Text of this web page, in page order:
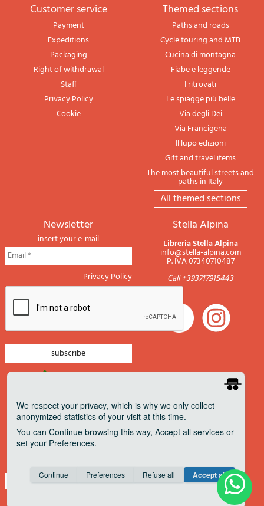
Customer service
Payment
Expeditions
Packaging
Right of withdrawal
Staff
Privacy Policy
Cookie
themed sections
Paths and roads
Cycle touring and MTB
Cucina di montagna
Fiabe e leggende
I ritrovati
Le spiagge più belle
Via degli Dei
Via Francigena
Il lupo edizioni
Gift and travel items
The most beautiful streets and
paths in Italy
All themed sections
newsletter
insert your e-mail
Privacy Policy
newsletter travels
newsletter military
Stella Alpina
Libreria Stella Alpina
info@stella-alpina.com
P. IVA 07340710487
Call +393717915443
We respect your privacy, which is why we only collect
anonymized statistics of your visit at this time.
You can Continue browsing this way, Accept all services or
set your Preferences.
Consent cookie learn more
Continue Preferences Refuse all Accept all
Anonymous Invisible Save